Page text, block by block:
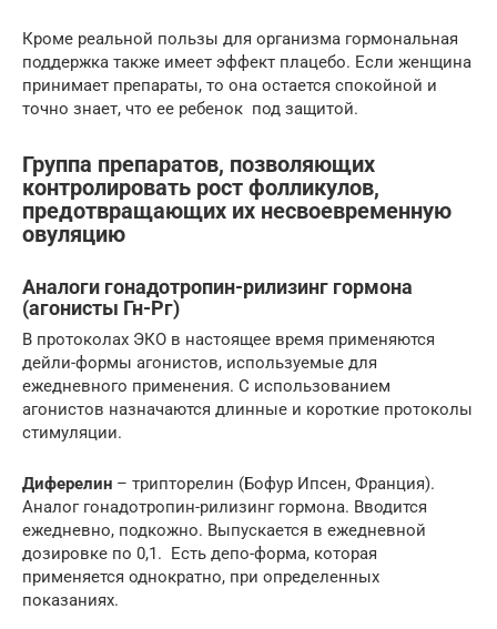
Кроме реальной пользы для организма гормональная
поддержка также имеет эффект плацебо. Если женщина
принимает препараты, то она остается спокойной и
точно знает, что ее ребенок под защитой.
Группа препаратов, позволяющих
контролировать рост фолликулов,
предотвращающих их несвоевременную
овуляцию
Аналоги гонадотропин-рилизинг гормона
(агонисты Гн-Рг)
В протоколах ЭКО в настоящее время применяются
дейли-формы агонистов, используемые для
ежедневного применения. С использованием
агонистов назначаются длинные и короткие протоколы
стимуляции.
Диферелин – трипторелин (Бофур Ипсен, Франция).
Аналог гонадотропин-рилизинг гормона. Вводится
ежедневно, подкожно. Выпускается в ежедневной
дозировке по 0,1. Есть депо-форма, которая
применяется однократно, при определенных
показаниях.